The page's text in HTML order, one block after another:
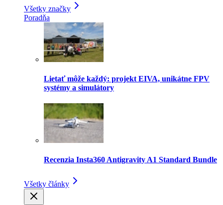
Všetky značky
Poradňa
Lietať môže každý: projekt EIVA, unikátne FPV
systémy a simulátory
Recenzia Insta360 Antigravity A1 Standard Bundle
Všetky články